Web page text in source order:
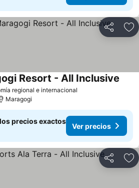
Compartir
regional e internacional
Resort - All Inclusive
Maragogi
precios exactos
Ver precios
Compartir